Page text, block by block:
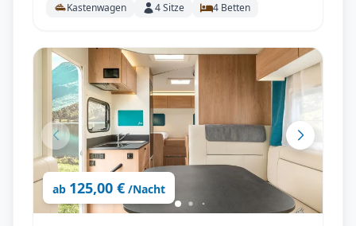
Kastenwagen 4Sitze 4 Betten
ab 125,00 € /Nacht